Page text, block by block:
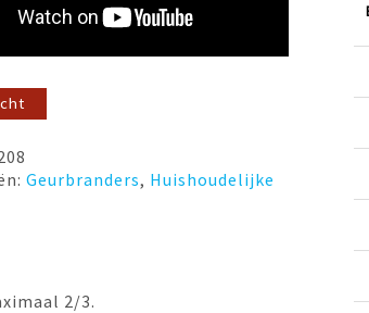
Geurbranders, Huishoudelijke
2/3.